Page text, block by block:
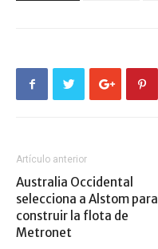
Artículo anterior
Australia Occidental
selecciona a Alstom para
construir la flota de
Metronet